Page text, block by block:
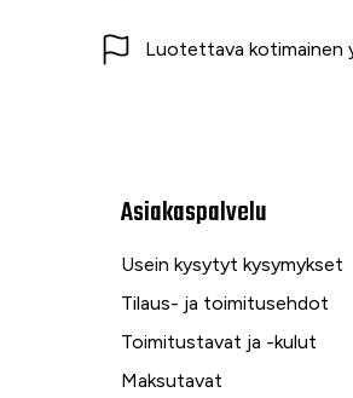
Luotettava kotimainen
Asiakaspalvelu
Usein kysytyt kysymykset
Tilaus- ja toimitusehdot
Toimitustavat ja -kulut
Maksutavat